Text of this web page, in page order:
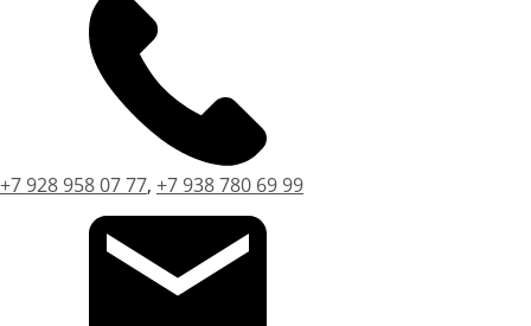
+7 928 958 07 77, +7 938 780 69 99